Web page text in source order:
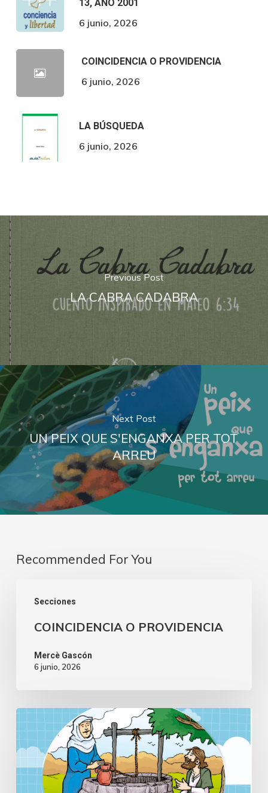
13, AÑO 2001
6 junio, 2026
COINCIDENCIA O PROVIDENCIA
6 junio, 2026
LA BÚSQUEDA
6 junio, 2026
Previous Post
LA CABRA CADABRA
Next Post
UN PEIX QUE S'ENGANXA PER TOT
ARREU
Recommended For You
Secciones
COINCIDENCIA O PROVIDENCIA
Mercè Gascón
6 junio, 2026